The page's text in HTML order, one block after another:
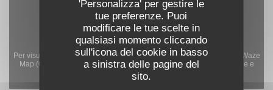
'Personalizza' per gestire le
tue preferenze. Puoi
modificare le tue scelte in
qualsiasi momento cliccando
sull'icona del cookie in basso
a sinistra delle pagine del
sito.
Per visualizzare la mappa interattiva Waze, devi accettare i cookie di Waze
Map (Google). Questi cookie possono raccogliere dati di navigazione e
localizzazione.
Consenti